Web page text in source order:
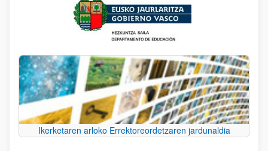
Ikerketaren arloko Errektoreordetzaren jardunaldia